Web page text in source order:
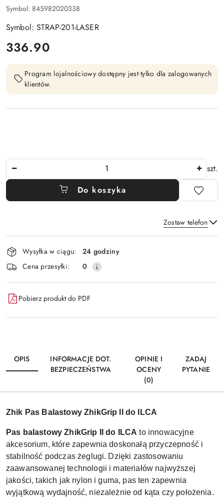
Symbol: 845982020338
Symbol: STRAP-201-LASER
cena:
336.90
Program lojalnościowy dostępny jest tylko dla zalogowanych
klientów.
szt.
Do koszyka
Zostaw telefon
Wyślij
Dostępność
i
dostawa
Wysyłka w ciągu:
24 godziny
Cena przesyłki:
0
Pobierz produkt do PDF
OPIS
INFORMACJE DOT.
BEZPIECZEŃSTWA
OPINIE I
OCENY
(0)
ZADAJ
PYTANIE
Zhik Pas Balastowy ZhikGrip II do ILCA
Pas balastowy ZhikGrip II do ILCA to innowacyjne
akcesorium, które zapewnia doskonałą przyczepność i
stabilność podczas żeglugi. Dzięki zastosowaniu
zaawansowanej technologii i materiałów najwyższej
jakości, takich jak nylon i guma, pas ten zapewnia
wyjątkową wydajność, niezależnie od kąta czy położenia.